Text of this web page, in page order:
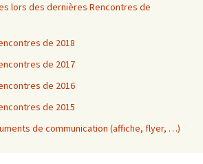
lors des dernières Rencontres de
de 2018
de 2017
de 2016
de 2015
de communication (affiche, flyer, …)